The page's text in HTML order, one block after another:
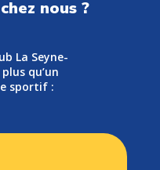
nous ?
La Seyne-
qu’un
sportif :